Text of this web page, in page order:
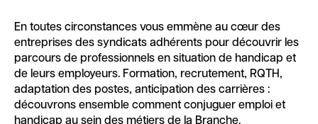
En toutes circonstances vous emmène au cœur des
entreprises des syndicats adhérents pour découvrir les
parcours de professionnels en situation de handicap et
de leurs employeurs. Formation, recrutement, RQTH,
adaptation des postes, anticipation des carrières :
découvrons ensemble comment conjuguer emploi et
handicap au sein des métiers de la Branche.